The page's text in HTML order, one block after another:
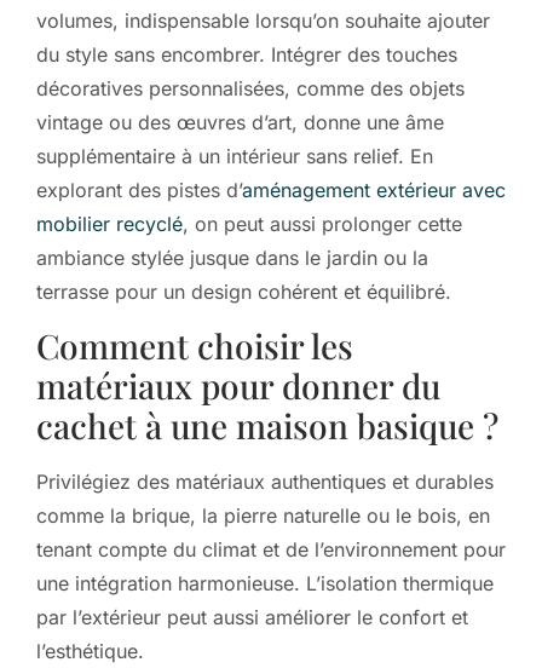
volumes, indispensable lorsqu’on souhaite ajouter
du style sans encombrer. Intégrer des touches
décoratives personnalisées, comme des objets
vintage ou des œuvres d’art, donne une âme
supplémentaire à un intérieur sans relief. En
explorant des pistes d’aménagement extérieur avec
mobilier recyclé, on peut aussi prolonger cette
ambiance stylée jusque dans le jardin ou la
terrasse pour un design cohérent et équilibré.
Comment choisir les
matériaux pour donner du
cachet à une maison basique ?
Privilégiez des matériaux authentiques et durables
comme la brique, la pierre naturelle ou le bois, en
tenant compte du climat et de l’environnement pour
une intégration harmonieuse. L’isolation thermique
par l’extérieur peut aussi améliorer le confort et
l’esthétique.